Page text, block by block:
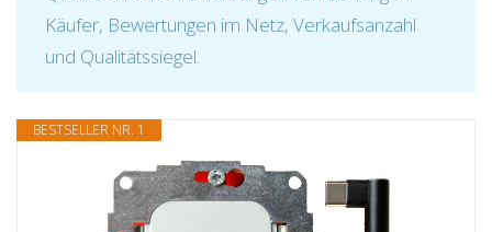
Käufer, Bewertungen im Netz, Verkaufsanzahl
und Qualitätssiegel.
BESTSELLER NR. 1